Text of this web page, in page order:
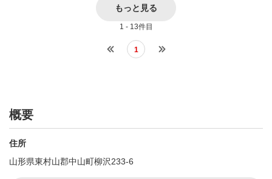
もっと見る
1 - 13件目
1
概要
住所
山形県東村山郡中山町柳沢233-6